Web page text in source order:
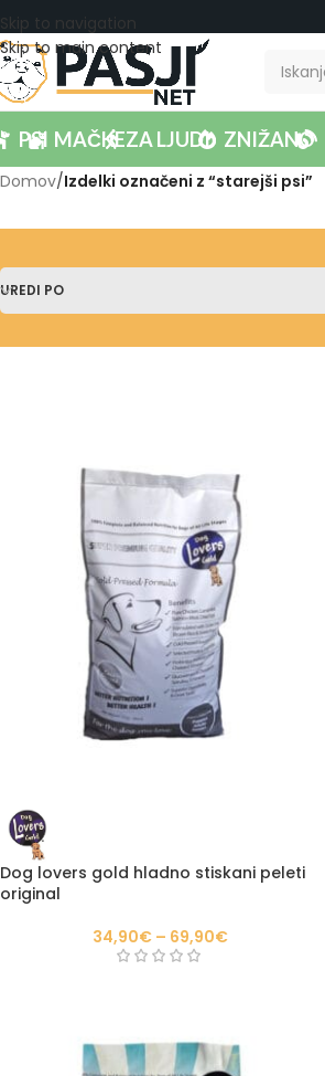
Skip to navigation
Skip to main content
PSI MAČKEZA LJUDI ZNIŽANO
Domov/Izdelki označeni z “starejši psi”
UREDI PO
Dog lovers gold hladno stiskani peleti
original
34,90€ – 69,90€